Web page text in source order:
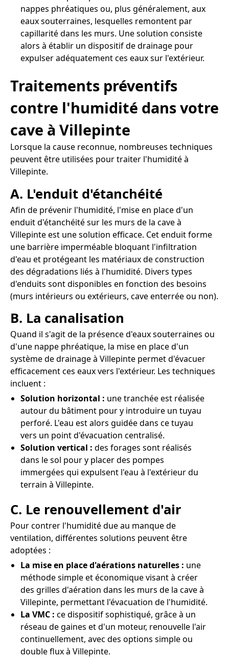
nappes phréatiques ou, plus généralement, aux
eaux souterraines, lesquelles remontent par
capillarité dans les murs. Une solution consiste
alors à établir un dispositif de drainage pour
expulser adéquatement ces eaux sur l'extérieur.
Traitements préventifs
contre l'humidité dans votre
cave à Villepinte
Lorsque la cause reconnue, nombreuses techniques
peuvent être utilisées pour traiter l'humidité à
Villepinte.
A. L'enduit d'étanchéité
Afin de prévenir l'humidité, l'mise en place d'un
enduit d'étanchéité sur les murs de la cave à
Villepinte est une solution efficace. Cet enduit forme
une barrière imperméable bloquant l'infiltration
d'eau et protégeant les matériaux de construction
des dégradations liés à l'humidité. Divers types
d'enduits sont disponibles en fonction des besoins
(murs intérieurs ou extérieurs, cave enterrée ou non).
B. La canalisation
Quand il s'agit de la présence d'eaux souterraines ou
d'une nappe phréatique, la mise en place d'un
système de drainage à Villepinte permet d'évacuer
efficacement ces eaux vers l'extérieur. Les techniques
incluent :
Solution horizontal : une tranchée est réalisée
autour du bâtiment pour y introduire un tuyau
perforé. L'eau est alors guidée dans ce tuyau
vers un point d'évacuation centralisé.
Solution vertical : des forages sont réalisés
dans le sol pour y placer des pompes
immergées qui expulsent l'eau à l'extérieur du
terrain à Villepinte.
C. Le renouvellement d'air
Pour contrer l'humidité due au manque de
ventilation, différentes solutions peuvent être
adoptées :
La mise en place d'aérations naturelles : une
méthode simple et économique visant à créer
des grilles d'aération dans les murs de la cave à
Villepinte, permettant l'évacuation de l'humidité.
La VMC : ce dispositif sophistiqué, grâce à un
réseau de gaines et d'un moteur, renouvelle l'air
continuellement, avec des options simple ou
double flux à Villepinte.